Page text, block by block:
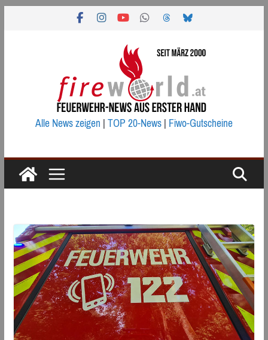
Alle News zeigen|TOP 20-News|Fiwo-Gutscheine